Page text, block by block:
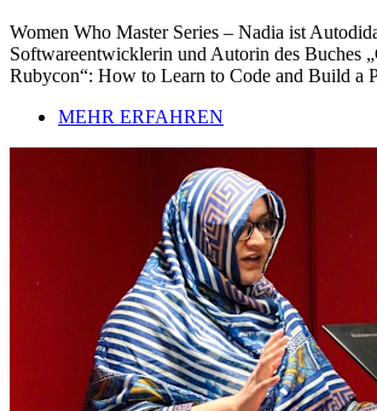
Women Who Master Series – Nadia ist
Softwareentwicklerin und Autorin des Buches
Rubycon“: How to Learn to Code and Build a
MEHR ERFAHREN